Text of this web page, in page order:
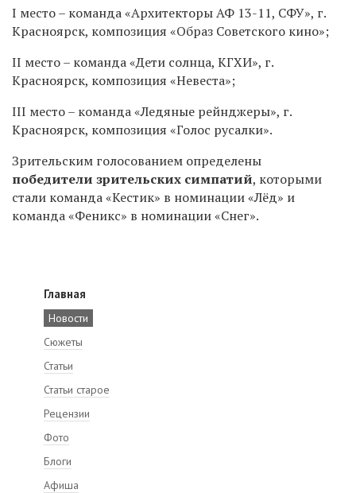
I место – команда «Архитекторы АФ 13-11, СФУ», г.
Красноярск, композиция «Образ Советского кино»;
II место – команда «Дети солнца, КГХИ», г.
Красноярск, композиция «Невеста»;
III место – команда «Ледяные рейнджеры», г.
Красноярск, композиция «Голос русалки».
Зрительским голосованием определены
победители зрительских симпатий, которыми
стали команда «Кестик» в номинации «Лёд» и
команда «Феникс» в номинации «Снег».
Главная
Новости
Сюжеты
Статьи
Статьи старое
Рецензии
Фото
Блоги
Афиша